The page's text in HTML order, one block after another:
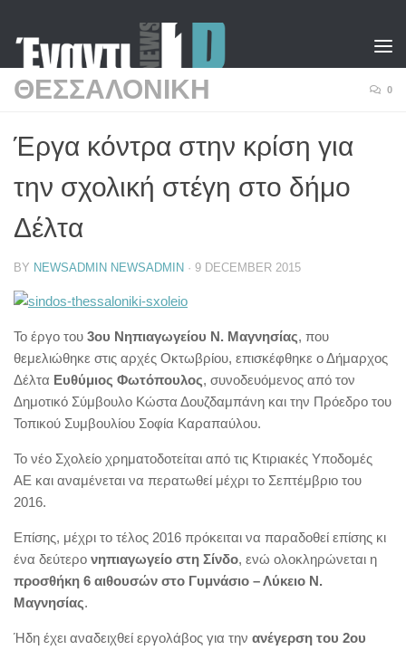
ΘΕΣΣΑΛΟΝΙΚΗ 0
Έργα κόντρα στην κρίση για
την σχολική στέγη στο δήμο
Δέλτα
BY NEWSADMIN NEWSADMIN · 9 DECEMBER 2015
Το έργο του 3ου Νηπιαγωγείου Ν. Μαγνησίας, που
θεμελιώθηκε στις αρχές Οκτωβρίου, επισκέφθηκε ο Δήμαρχος
Δέλτα Ευθύμιος Φωτόπουλος, συνοδευόμενος από τον
Δημοτικό Σύμβουλο Κώστα Δουζδαμπάνη και την Πρόεδρο του
Τοπικού Συμβουλίου Σοφία Καραπαύλου.
Το νέο Σχολείο χρηματοδοτείται από τις Κτιριακές Υποδομές
ΑΕ και αναμένεται να περατωθεί μέχρι το Σεπτέμβριο του
2016.
Επίσης, μέχρι το τέλος 2016 πρόκειται να παραδοθεί επίσης κι
ένα δεύτερο νηπιαγωγείο στη Σίνδο, ενώ ολοκληρώνεται η
προσθήκη 6 αιθουσών στο Γυμνάσιο – Λύκειο Ν.
Μαγνησίας.
Ήδη έχει αναδειχθεί εργολάβος για την ανέγερση του 2ου